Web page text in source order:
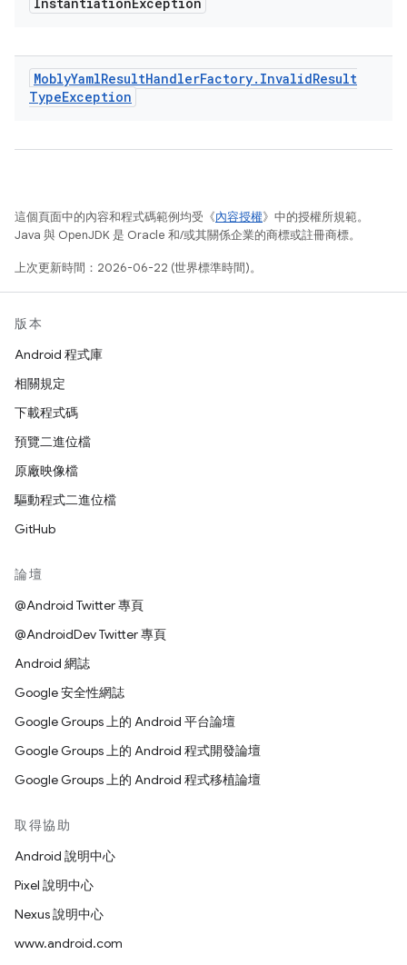
MoblyYamlResultHandlerFactory. InvalidResult
TypeException
這個頁面中的內容和程式碼範例均受《內容授權》中的授權所規範。
Java 與 OpenJDK 是 Oracle 和/或其關係企業的商標或註冊商標。
上次更新時間：2026-06-22 (世界標準時間)。
版本
Android 程式庫
相關規定
下載程式碼
預覽二進位檔
原廠映像檔
驅動程式二進位檔
GitHub
論壇
@Android Twitter 專頁
@AndroidDev Twitter 專頁
Android 網誌
Google 安全性網誌
Google Groups 上的 Android 平台論壇
Google Groups 上的 Android 程式開發論壇
Google Groups 上的 Android 程式移植論壇
取得協助
Android 說明中心
Pixel 說明中心
Nexus 說明中心
www.android.com